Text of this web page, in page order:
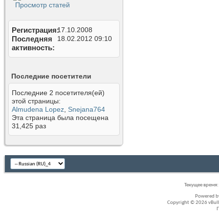
Просмотр статей
Регистрация17.10.2008
Последняя
активность
18.02.2012 09:10
Последние посетители
Последние 2 посетителя(ей)
этой страницы:
Almudena Lopez Snejana764
Эта страница была посещена
31,425 раз
Текущее время:
Powered
Copyright © 2026